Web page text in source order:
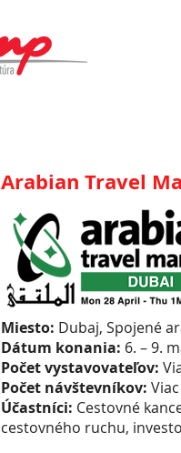
Arabian Travel
Miesto: Dubaj, Spojené
Dátum konania: 6. – 9.
Počet vystavovateľov:
Počet návštevníkov:
Účastníci: Cestovné
cestovného ruchu,